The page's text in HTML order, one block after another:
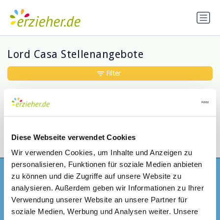
Diese Webseite verwendet Cookies
Wir verwenden Cookies, um Inhalte und Anzeigen zu
personalisieren, Funktionen für soziale Medien anbieten
zu können und die Zugriffe auf unsere Website zu
analysieren. Außerdem geben wir Informationen zu Ihrer
Verwendung unserer Website an unsere Partner für
soziale Medien, Werbung und Analysen weiter. Unsere
Lord Casa Stellenangebote
Filter
Bekomme
Täglich